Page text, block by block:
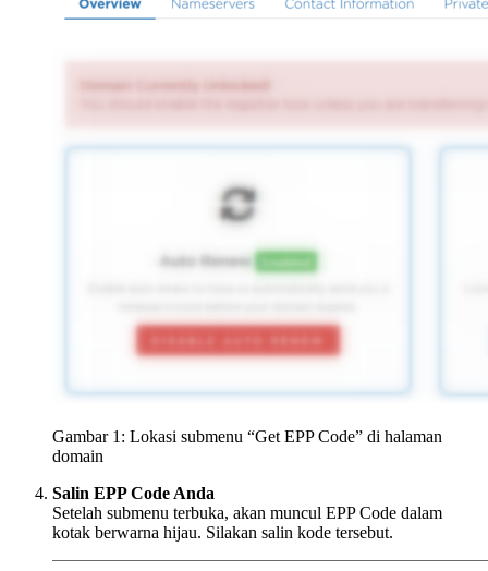
Gambar 1: Lokasi submenu “Get EPP Code” di halaman
domain
Salin EPP Code Anda
Setelah submenu terbuka, akan muncul EPP Code dalam
kotak berwarna hijau. Silakan salin kode tersebut.